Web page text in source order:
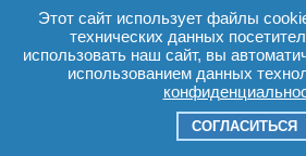
Этот сайт использует файлы
технических данных
использовать наш сайт, вы
использованием данных
СОГЛАСИТЬСЯ